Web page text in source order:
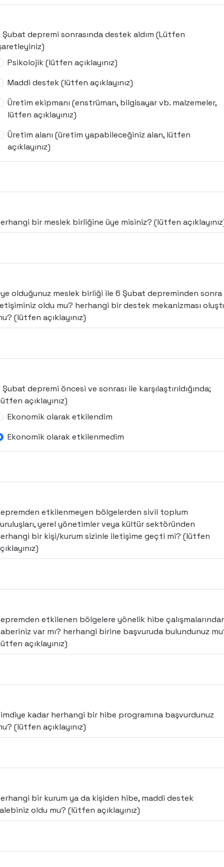
Şubat depremi sonrasında destek aldım (Lütfen
Psikolojik (lütfen açıklayınız)
Maddi destek (lütfen açıklayınız)
Üretim ekipmanı (enstrüman, bilgisayar vb. malzemeler,
lütfen açıklayınız)
Üretim alanı (üretim yapabileceğiniz alan, lütfen
açıklayınız)
bir meslek birliğine üye misiniz? (lütfen
olduğunuz meslek birliği ile 6 Şubat depreminden sonra
oldu mu? herhangi bir destek mekanizması
(lütfen açıklayınız)
Şubat depremi öncesi ve sonrası ile karşılaştırıldığında;
açıklayınız)
Ekonomik olarak etkilendim
Ekonomik olarak etkilenmedim
etkilenmeyen bölgelerden sivil toplum
yerel yönetimler veya kültür sektöründen
bir kişi/kurum sizinle iletişime geçti mi? (lütfen
etkilenen bölgelere yönelik hibe
var mı? herhangi birine başvuruda bulundunuz
açıklayınız)
kadar herhangi bir hibe programına başvurdunuz
(lütfen açıklayınız)
bir kurum ya da kişiden hibe, maddi destek
oldu mu? (lütfen açıklayınız)